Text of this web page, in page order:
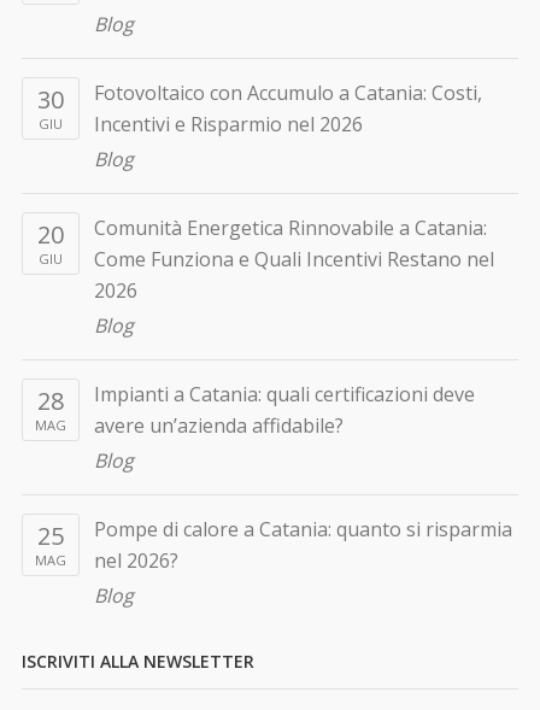
Blog
30
GIU
Fotovoltaico con Accumulo a Catania: Costi,
Incentivi e Risparmio nel 2026
Blog
20
GIU
Comunità Energetica Rinnovabile a Catania:
Come Funziona e Quali Incentivi Restano nel
2026
Blog
28
MAG
Impianti a Catania: quali certificazioni deve
avere un’azienda affidabile?
Blog
25
MAG
Pompe di calore a Catania: quanto si risparmia
nel 2026?
Blog
ISCRIVITI ALLA NEWSLETTER